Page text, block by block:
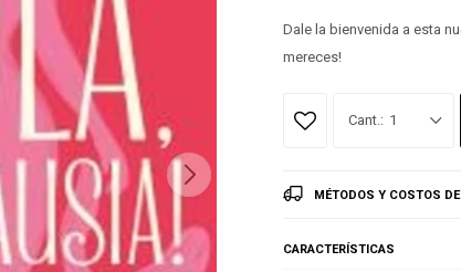
Dale la bienvenida a esta
mereces!
1
MÉTODOS Y COSTOS
CARACTERÍSTICAS